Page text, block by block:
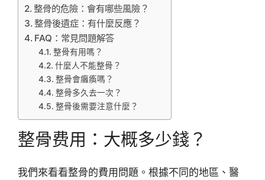
整骨的危險：會有哪些風險？
整骨後遺症：有什麼反應？
FAQ：常見問題解答
整骨有用嗎？
什麼人不能整骨？
整骨會癱瘓嗎？
整骨多久去一次？
整骨後需要注意什麼？
整骨费用：大概多少錢？
我們來看看整骨的費用問題。根據不同的地區、醫